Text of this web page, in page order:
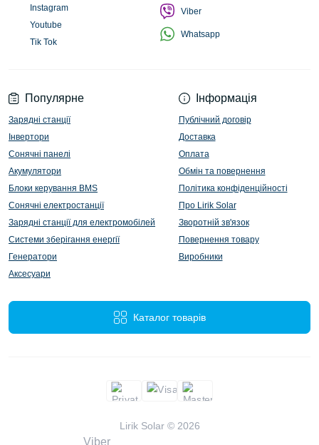
Популярне
Зарядні станції
Інвертори
Сонячні панелі
Акумулятори
Блоки керування BMS
Сонячні електростанції
Зарядні станції для електромобілей
Системи зберігання енергії
Генератори
Аксесуари
Інформація
Публічний договір
Доставка
Оплата
Обмін та повернення
Політика конфіденційності
Про Lirik Solar
Зворотній зв'язок
Повернення товару
Виробники
Каталог товарів
Instagram
Youtube
Tik Tok
Viber
Whatsapp
Lirik Solar © 2026
Viber